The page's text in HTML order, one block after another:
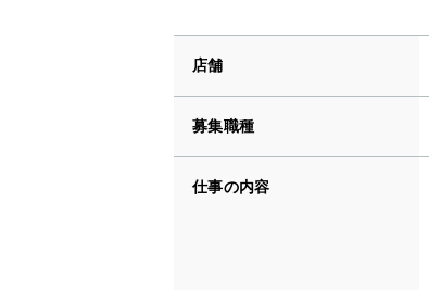
店舗
募集職種
仕事の内容